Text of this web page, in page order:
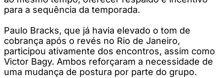
para a sequência da temporada.
Paulo Bracks, que já havia elevado o tom de
cobrança após o revés no Rio de Janeiro,
participou ativamente dos encontros, assim como
Victor Bagy. Ambos reforçaram a necessidade de
uma mudança de postura por parte do grupo.